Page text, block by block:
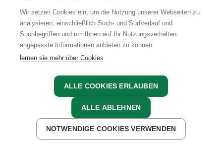
JETZT ANFRAGEN JETZT BUCHEN
MITGLIEDER
Wir setzen Cookies ein, um die Nutzung unserer Webseiten zu
analysieren, einschließlich Such- und Surfverlauf und
Suchbegriffen und um Ihnen auf Ihr Nutzungsverhalten
angepasste Informationen anbieten zu können.
lernen sie mehr über Cookies
ALLE COOKIES ERLAUBEN
ALLE ABLEHNEN
NOTWENDIGE COOKIES VERWENDEN